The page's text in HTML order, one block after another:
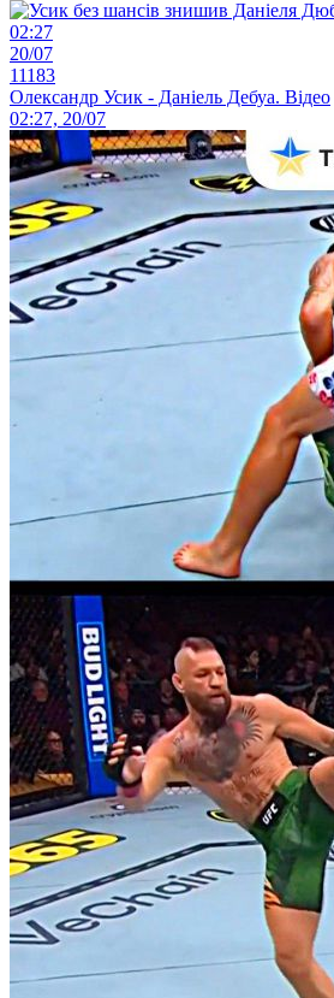
02:27
20/07
11183
Олександр Усик - Даніель Дебуа. Відео
02:27, 20/07